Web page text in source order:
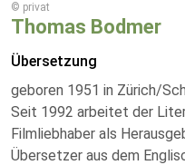
© privat
Thomas Bodmer
Übersetzung
geboren 1951 in Zürich/
Seit 1992 arbeitet der
Filmliebhaber als
Übersetzer aus dem